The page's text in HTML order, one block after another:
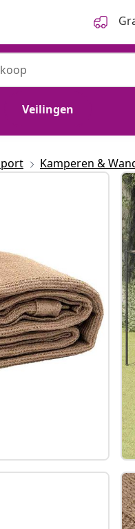
Veilingen
Kamperen &